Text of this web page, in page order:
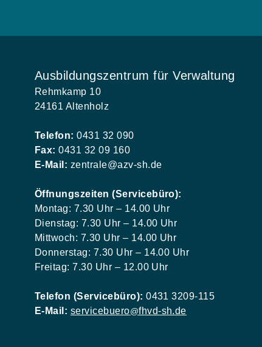
Ausbildungszentrum für Verwaltung
Rehmkamp 10
24161 Altenholz
Telefon: 0431 32 090
Fax: 0431 32 09 160
E-Mail: zentrale@azv-sh.de
Öffnungszeiten (Servicebüro):
Montag: 7.30 Uhr – 14.00 Uhr
Dienstag: 7.30 Uhr – 14.00 Uhr
Mittwoch: 7.30 Uhr – 14.00 Uhr
Donnerstag: 7.30 Uhr – 14.00 Uhr
Freitag: 7.30 Uhr – 12.00 Uhr
Telefon (Servicebüro): 0431 3209-115
E-Mail: servicebuero@fhvd-sh.de